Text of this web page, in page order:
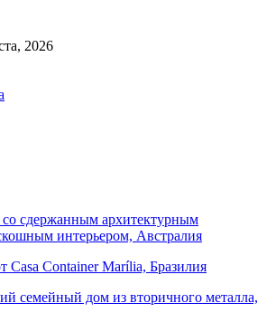
2026
сдержанным архитектурным
интерьером, Австралия
Casa Container Marília, Бразилия
семейный дом из вторичного металла,